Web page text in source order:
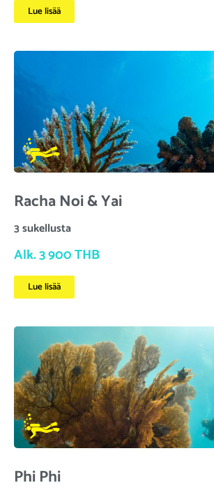
Lue lisää
Racha Noi & Yai
3 sukellusta
Alk. 3 900 THB
Lue lisää
Phi Phi